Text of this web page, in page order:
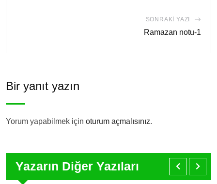
SONRAKI YAZI
Ramazan notu-1
Bir yanıt yazın
Yorum yapabilmek için oturum açmalısınız.
Yazarın Diğer Yazıları